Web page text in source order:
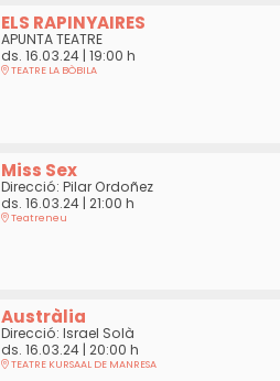
ELS RAPINYAIRES
APUNTA TEATRE
ds. 16.03.24| 19:00 h
TEATRE LA BÒBILA
Miss Sex
Direcció: Pilar Ordoñez
ds. 16.03.24| 21:00 h
Teatreneu
Austràlia
Direcció: Israel Solà
ds. 16.03.24| 20:00 h
TEATRE KURSAAL DE MANRESA